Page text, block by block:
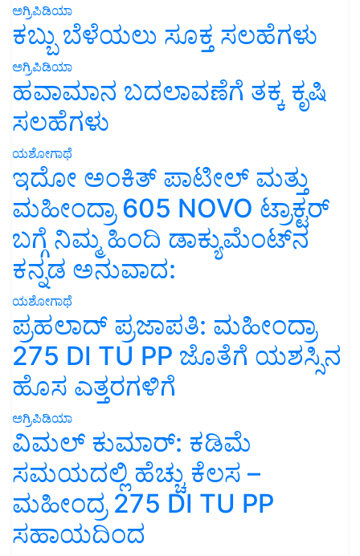
ಅಗ್ರಿಪಿಡಿಯಾ
ಕಬ್ಬು ಬೆಳೆಯಲು ಸೂಕ್ತ ಸಲಹೆಗಳು
ಅಗ್ರಿಪಿಡಿಯಾ
ಹವಾಮಾನ ಬದಲಾವಣೆಗೆ ತಕ್ಕ ಕೃಷಿ
ಸಲಹೆಗಳು
ಯಶೋಗಾಥೆ
ಇದೋ ಅಂಕಿತ್ ಪಾಟೀಲ್ ಮತ್ತು
ಮಹೀಂದ್ರಾ 605 NOVO ಟ್ರಾಕ್ಟರ್
ಬಗ್ಗೆ ನಿಮ್ಮ ಹಿಂದಿ ಡಾಕ್ಯುಮೆಂಟ್‌ನ
ಕನ್ನಡ ಅನುವಾದ:
ಯಶೋಗಾಥೆ
ಪ್ರಹಲಾದ್ ಪ್ರಜಾಪತಿ: ಮಹೀಂದ್ರಾ
275 DI TU PP ಜೊತೆಗೆ ಯಶಸ್ಸಿನ
ಹೊಸ ಎತ್ತರಗಳಿಗೆ
ಅಗ್ರಿಪಿಡಿಯಾ
ವಿಮಲ್ ಕುಮಾರ್: ಕಡಿಮೆ
ಸಮಯದಲ್ಲಿ ಹೆಚ್ಚು ಕೆಲಸ –
ಮಹೀಂದ್ರ 275 DI TU PP
ಸಹಾಯದಿಂದ